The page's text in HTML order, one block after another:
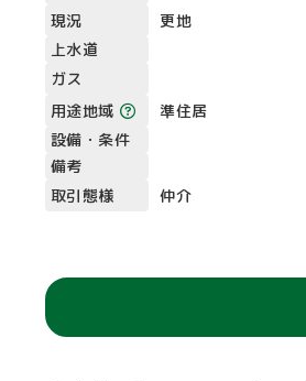
現況
更地
上水道
ガス
用途地域
準住居
設備・条件
備考
取引態様
仲介